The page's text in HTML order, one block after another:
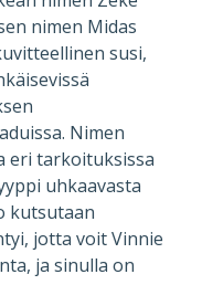
nimen Midas
susi,
Nimen
eri tarkoituksissa
uhkaavasta
kutsutaan
jotta voit Vinnie
ja sinulla on